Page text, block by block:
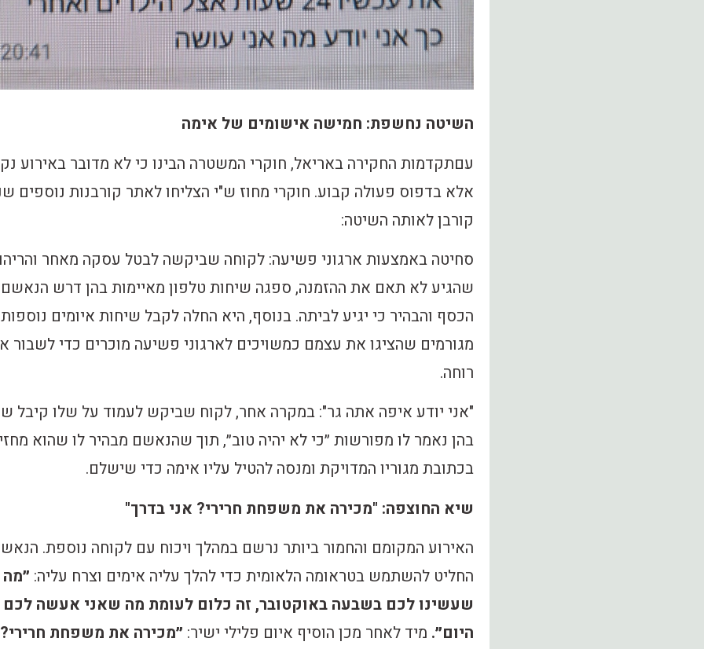
השיטה נחשפת: חמישה אישומים של אימה
עםתקדמות החקירה באריאל, חוקרי המשטרה הבינו כי לא מדובר באירוע
אלא בדפוס פעולה קבוע. חוקרי מחוז ש"י הצליחו לאתר קורבנות נוספים
קורבן לאותה השיטה:
סחיטה באמצעות ארגוני פשיעה: לקוחה שביקשה לבטל עסקה מאחר
שהגיע לא תאם את ההזמנה, ספגה שיחות טלפון מאיימות בהן דרש
הכסף והבהיר כי יגיע לביתה. בנוסף, היא החלה לקבל שיחות איומים נוספות
מגורמים שהציגו את עצמם כמשויכים לארגוני פשיעה מוכרים כדי לשבור
רוחה.
"אני יודע איפה אתה גר": במקרה אחר, לקוח שביקש לעמוד על שלו קיבל
בהן נאמר לו מפורשות ״כי לא יהיה טוב״, תוך שהנאשם מבהיר לו שהוא
בכתובת מגוריו המדויקת ומנסה להטיל עליו אימה כדי שישלם.
שיא החוצפה: "מכירה את משפחת חרירי? אני בדרך"
האירוע המקומם והחמור ביותר נרשם במהלך ויכוח עם לקוחה נוספת.
החליט להשתמש בטראומה הלאומית כדי להלך עליה אימים וצרח עליה: ״מה
שעשינו לכם בשבעה באוקטובר, זה כלום לעומת מה שאני אעשה לכם
היום״. מיד לאחר מכן הוסיף איום פלילי ישיר: ״מכירה את משפחת